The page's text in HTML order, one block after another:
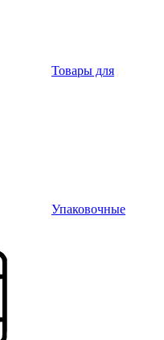
Товары для
Упаковочные